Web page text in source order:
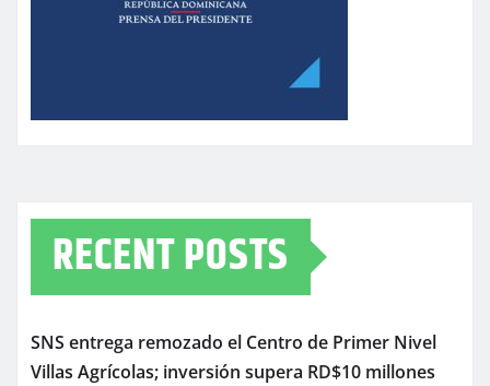
RECENT POSTS
SNS entrega remozado el Centro de Primer Nivel
Villas Agrícolas; inversión supera RD$10 millones